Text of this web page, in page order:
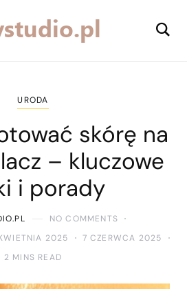
URODA
skórę na
– kluczowe
i porady
NO COMMENTS
2025
7 CZERWCA 2025
2 MINS READ